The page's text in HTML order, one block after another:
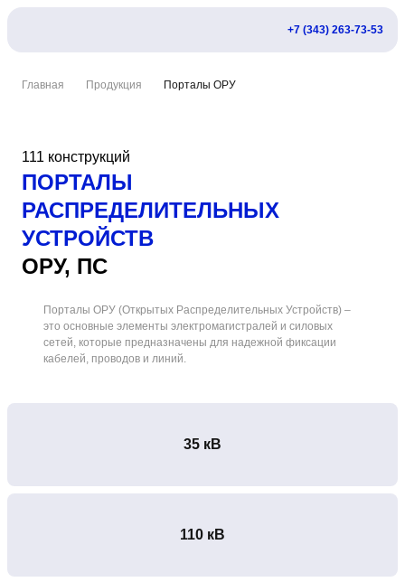
+7 (343) 263-73-53
Главная Продукция Порталы ОРУ
ПОРТАЛЫ
РАСПРЕДЕЛИТЕЛЬНЫХ
УСТРОЙСТВ
ОРУ, ПС
111 конструкций
Порталы ОРУ (Открытых Распределительных Устройств) –
это основные элементы электромагистралей и силовых
сетей, которые предназначены для надежной фиксации
кабелей, проводов и линий.
35 кВ
110 кВ